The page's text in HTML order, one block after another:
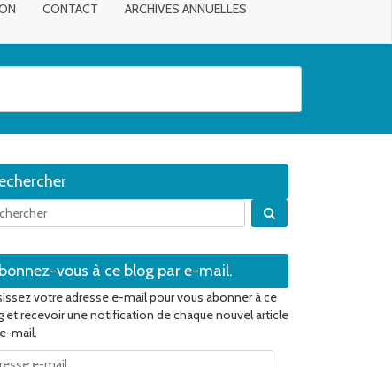
CONTACT ARCHIVES ANNUELLES
vous à ce blog par e-mail.
votre adresse e-mail pour vous abonner à ce
et recevoir une notification de chaque nouvel article
mail.